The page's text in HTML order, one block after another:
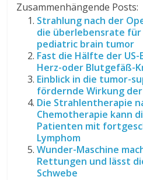
Zusammenhängende Posts:
Strahlung nach der
die überlebensrate
pediatric brain tumor
Fast die Hälfte der
Herz-oder Blutgefäß-
Einblick in die tumor-
fördernde Wirkung
Die Strahlentherapie
Chemotherapie kann
Patienten mit
Lymphom
Wunder-Maschine
Rettungen und lässt
Schwebe